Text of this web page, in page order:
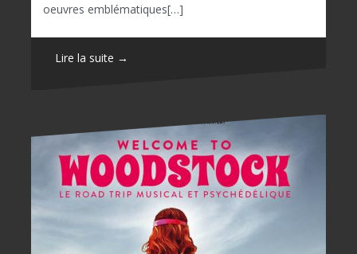
oeuvres emblématiques[…]
Lire la suite →